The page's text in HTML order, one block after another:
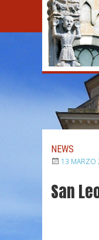
i
c
NEWS
13 MARZO
San